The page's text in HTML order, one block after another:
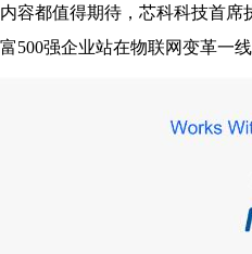
容都值得期待，芯科科技首席
500强企业站在物联网变革一